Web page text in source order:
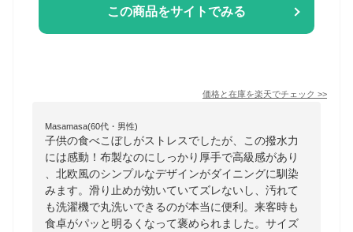
この商品をサイトでみる
価格と在庫を楽天でチェック >>
Masamasa(60代・男性)
子供の食べこぼしがストレスでしたが、この撥水力
には感動！布製なのにしっかり厚手で高級感があり
、北欧風のシンプルなデザインがダイニングに馴染
みます。滑り止めが効いていてズレないし、汚れて
も洗濯機で丸洗いできるのが本当に便利。来客時も
食卓がパッと明るくなって褒められました。サイズ